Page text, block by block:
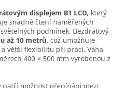
displejem B1 LCD, který
snadné čtení naměřených
podmínek. Bezdrátový
až 10 metrů, což umožňuje
větší flexibilitu při práci. Váha
400 × 500 mm vyrobenou z
patří možnost přepínání mezi